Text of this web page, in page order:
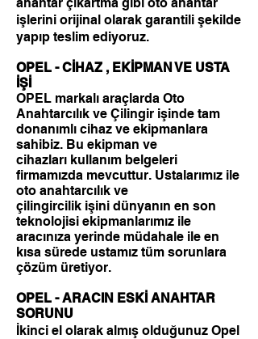
işlerini orijinal olarak garantili şekilde
yapıp teslim ediyoruz.
OPEL - CİHAZ , EKİPMAN VE USTA
İŞİ
OPEL markalı araçlarda Oto
Anahtarcılık ve Çilingir işinde tam
donanımlı cihaz ve ekipmanlara
sahibiz. Bu ekipman ve
cihazları kullanım belgeleri
firmamızda mevcuttur. Ustalarımız ile
oto anahtarcılık ve
çilingircilik işini dünyanın en son
teknolojisi ekipmanlarımız ile
aracınıza yerinde müdahale ile en
kısa sürede ustamız tüm sorunlara
çözüm üretiyor.
OPEL - ARACIN ESKİ ANAHTAR
SORUNU
İkinci el olarak almış olduğunuz Opel